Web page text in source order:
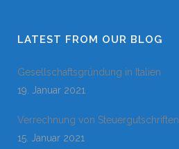
LATEST FROM OUR BLOG
Gesellschaftsgründung in Italien
19. Januar 2021
Verrechnung von Steuergutschriften
15. Januar 2021